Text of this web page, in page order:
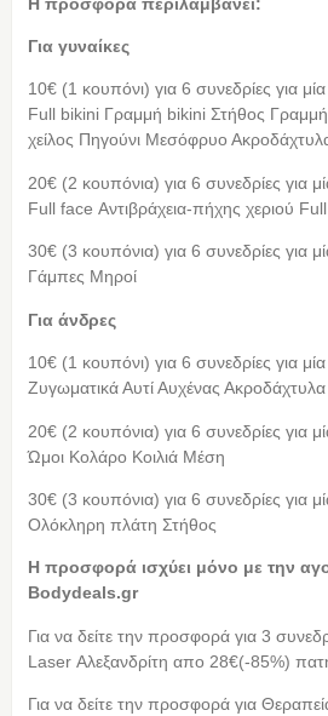
Για γυναίκες
10€ (1 κουπόνι) για 6 συνεδρίες για
Full bikini Γραμμή bikini Στήθος
χείλος Πηγούνι Μεσόφρυο
20€ (2 κουπόνια) για 6 συνεδρίες για
Full face Αντιβράχεια-πήχης χεριού
30€ (3 κουπόνια) για 6 συνεδρίες για
Γάμπες Μηροί
Για άνδρες
10€ (1 κουπόνι) για 6 συνεδρίες για
Ζυγωματικά Αυτί Αυχένας Ακροδάχτυλα
20€ (2 κουπόνια) για 6 συνεδρίες για
Ώμοι Κολάρο Κοιλιά Μέση
30€ (3 κουπόνια) για 6 συνεδρίες για
Ολόκληρη πλάτη Στήθος
Η προσφορά ισχύει μόνο με την
Bodydeals.gr
Για να δείτε την προσφορά για 3
Laser Αλεξανδρίτη απο 28€(-85%)
Για να δείτε την προσφορά για